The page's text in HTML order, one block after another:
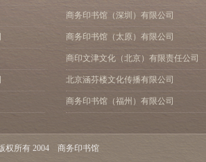
商务印书馆（深圳）有限公司
商务印书馆（太原）有限公司
商印文津文化（北京）有限责任公司
北京涵芬楼文化传播有限公司
商务印书馆（福州）有限公司
权所有 2004 商务印书馆